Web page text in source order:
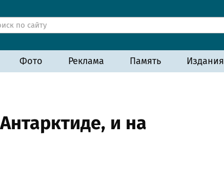
Фото Реклама Память Издания
и на